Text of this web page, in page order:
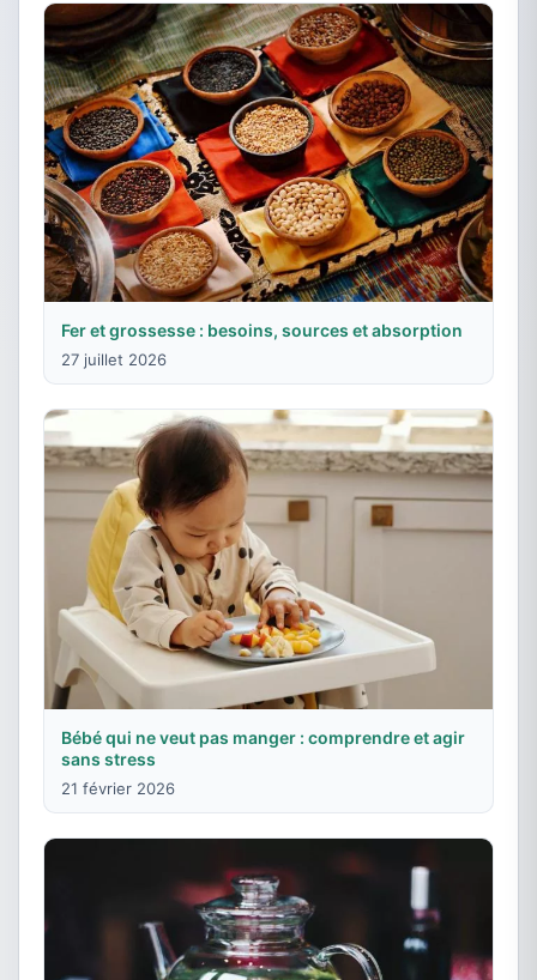
Fer et grossesse : besoins, sources et absorption
27 juillet 2026
Bébé qui ne veut pas manger : comprendre et agir
sans stress
21 février 2026